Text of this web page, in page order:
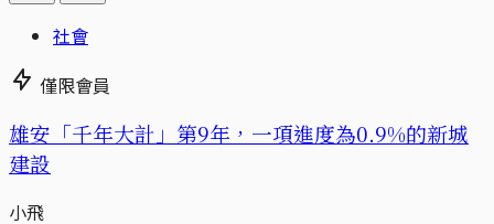
社會
僅限會員
​​雄安「千年大計」第9年，一項進度為0.9%的新城
建設
小飛